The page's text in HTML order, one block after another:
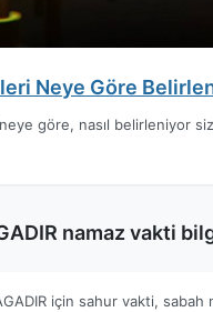
Neye Göre
göre, nasıl belirleniyor
namaz vakti
için sahur vakti, sabah